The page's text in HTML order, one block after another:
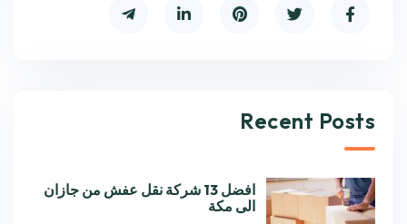
Recent Posts
افضل 13 شركة نقل عفش من جازان
الى مكة